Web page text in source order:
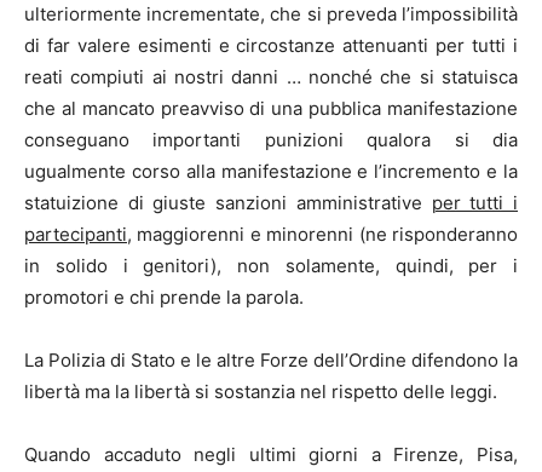
ulteriormente incrementate, che si preveda l’impossibilità
di far valere esimenti e circostanze attenuanti per tutti i
reati compiuti ai nostri danni … nonché che si statuisca
che al mancato preavviso di una pubblica manifestazione
conseguano importanti punizioni qualora si dia
ugualmente corso alla manifestazione e l’incremento e la
statuizione di giuste sanzioni amministrative per tutti i
partecipanti, maggiorenni e minorenni (ne risponderanno
in solido i genitori), non solamente, quindi, per i
promotori e chi prende la parola.
La Polizia di Stato e le altre Forze dell’Ordine difendono la
libertà ma la libertà si sostanzia nel rispetto delle leggi.
Quando accaduto negli ultimi giorni a Firenze, Pisa,